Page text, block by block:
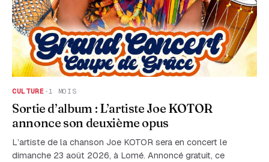
CULTURE ·1 MOIS
Sortie d’album : L’artiste Joe KOTOR
annonce son deuxième opus
L’artiste de la chanson Joe KOTOR sera en concert le
dimanche 23 août 2026, à Lomé. Annoncé gratuit, ce